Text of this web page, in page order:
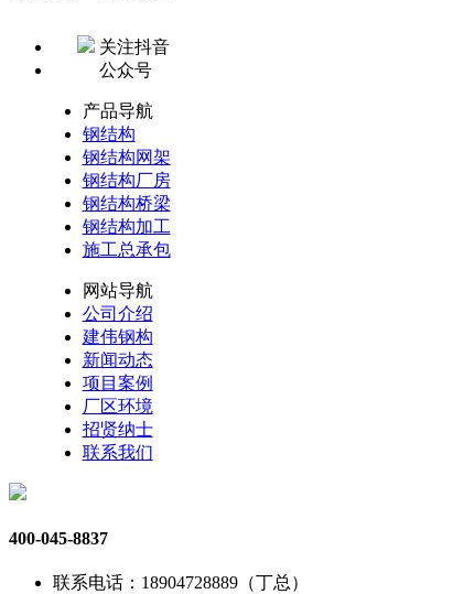
关注抖音
公众号
产品导航
钢结构
钢结构网架
钢结构厂房
钢结构桥梁
钢结构加工
施工总承包
网站导航
公司介绍
建伟钢构
新闻动态
项目案例
厂区环境
招贤纳士
联系我们
400-045-8837
联系电话：18904728889（丁总）